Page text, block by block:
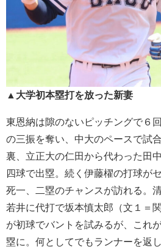
▲大学初本塁打を放った新妻
東恩納は隙のないピッチングで６
の三振を奪い、中大のペースで試
裏、立正大の仁田から代わった田
四球で出塁。続く伊藤櫂の打球が
死一、二塁のチャンスが訪れる。
若井に代打で坂本慎太郎（文１＝
が初球でバントを試みるが、これ
塁に。何としてでもランナーを返